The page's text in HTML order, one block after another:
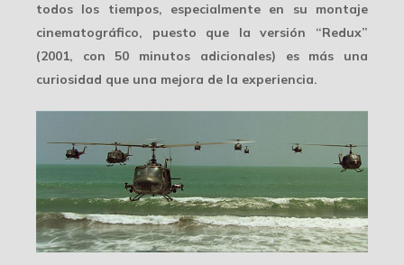
todos los tiempos, especialmente en su montaje
cinematográfico, puesto que la versión “Redux”
(2001, con 50 minutos adicionales) es más una
curiosidad que una mejora de la experiencia.